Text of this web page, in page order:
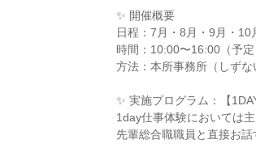
✨ 開催概要
日程：7月・8月・9月・10
時間：10:00〜16:00（予定
方法：本所事務所（しずな
✨ 実施プログラム：【
1day仕事体験においては主
先輩総合職職員と直接お話